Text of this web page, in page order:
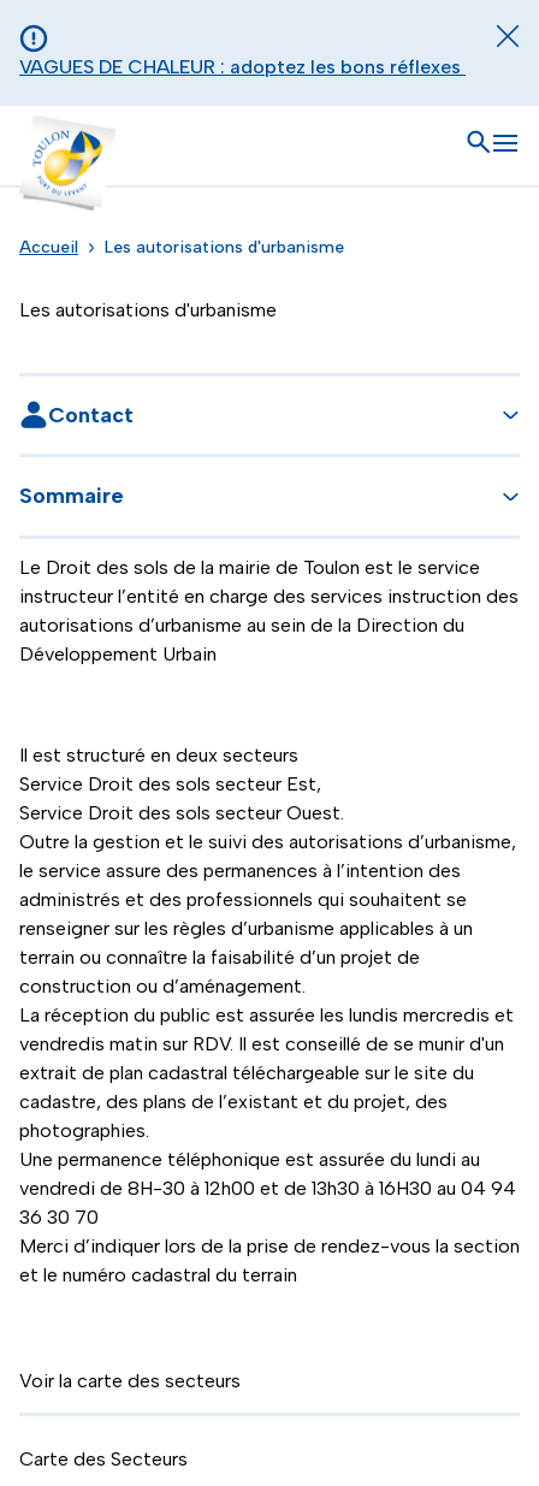
VAGUES DE CHALEUR : adoptez les bons réflexes
Toulon - Port du levant, retour à l'accueil
Ouvrir
Accueil Les autorisations d'urbanisme
Les autorisations d'urbanisme
Contact
Sommaire
Le Droit des sols de la mairie de Toulon est le service
instructeur l’entité en charge des services instruction des
autorisations d’urbanisme au sein de la Direction du
Développement Urbain
Il est structuré en deux secteurs
Service Droit des sols secteur Est,
Service Droit des sols secteur Ouest.
Outre la gestion et le suivi des autorisations d’urbanisme,
le service assure des permanences à l’intention des
administrés et des professionnels qui souhaitent se
renseigner sur les règles d’urbanisme applicables à un
terrain ou connaître la faisabilité d’un projet de
construction ou d’aménagement.
La réception du public est assurée les lundis mercredis et
vendredis matin sur RDV. Il est conseillé de se munir d'un
extrait de plan cadastral téléchargeable sur le site du
cadastre, des plans de l’existant et du projet, des
photographies.
Une permanence téléphonique est assurée du lundi au
vendredi de 8H-30 à 12h00 et de 13h30 à 16H30 au 04 94
36 30 70
Merci d’indiquer lors de la prise de rendez-vous la section
et le numéro cadastral du terrain
Voir la carte des secteurs
Carte des Secteurs